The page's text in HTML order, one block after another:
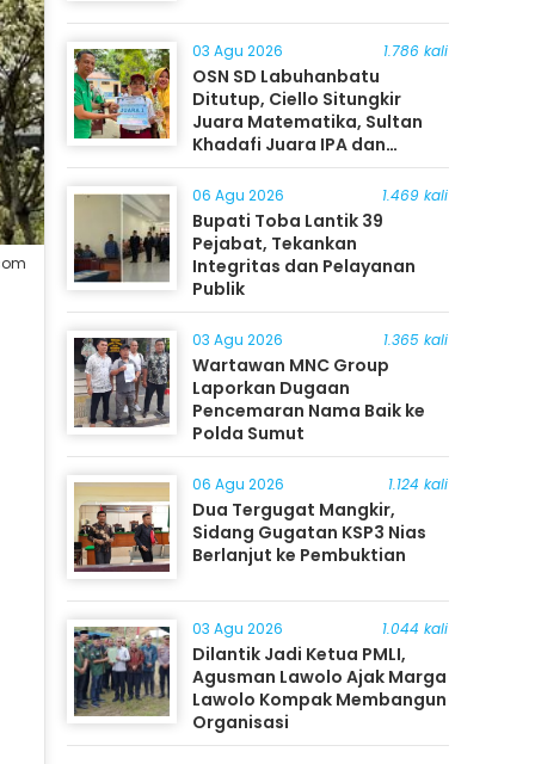
03 Agu 2026 1.786 kali
OSN SD Labuhanbatu
Ditutup, Ciello Situngkir
Juara Matematika, Sultan
Khadafi Juara IPA dan
Timothy Rangkuti Juara IPS
06 Agu 2026 1.469 kali
Bupati Toba Lantik 39
Pejabat, Tekankan
Integritas dan Pelayanan
Publik
03 Agu 2026 1.365 kali
Wartawan MNC Group
Laporkan Dugaan
Pencemaran Nama Baik ke
Polda Sumut
06 Agu 2026 1.124 kali
Dua Tergugat Mangkir,
Sidang Gugatan KSP3 Nias
Berlanjut ke Pembuktian
03 Agu 2026 1.044 kali
Dilantik Jadi Ketua PMLI,
Agusman Lawolo Ajak Marga
Lawolo Kompak Membangun
Organisasi